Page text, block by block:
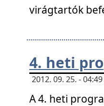
virágtartók
4. heti
2012. 09. 25. -
A 4. heti